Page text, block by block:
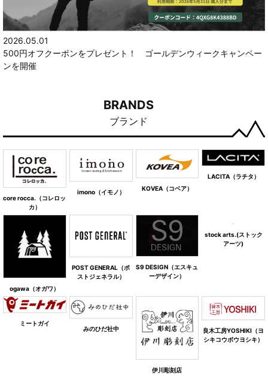
2026.05.01
500円オフクーポンをプレゼント！ ゴールデンウィークキャンペー
ンを開催
BRANDS
ブランド
core rocca.（コレロッ
カ）
imono（イモノ） KOVEA（コベア）
LACITA（ラチタ）
ogawa（オガワ）
POST GENERAL（ポ
ストジェネラル）
S9 DESIGN（エスキュ
ーデザイン）
stock arts.(ストック
アーツ)
ミートガイ
みのひだ社中
伊川彫刻店
良木工房YOSHIKI（ヨ
シキコウボウヨシキ）